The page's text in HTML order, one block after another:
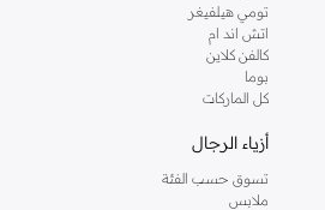
تومي هيلفيغر
اتش اند ام
كالفن كلاين
بوما
كل الماركات
أزياء الرجال
تسوق حسب الفئة
ملابس